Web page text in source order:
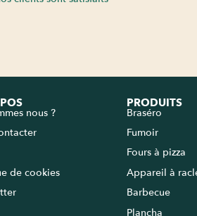
nous ?
de cookies
PRODUITS
Braséro
Fumoir
Fours à pizza
Appareil à
Barbecue
Plancha